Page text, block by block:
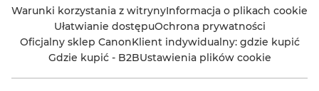
Warunki korzystania z witrynyInformacja o plikach cookie
Ułatwianie dostępuOchrona prywatności
Oficjalny sklep CanonKlient indywidualny: gdzie kupić
Gdzie kupić - B2BUstawienia plików cookie